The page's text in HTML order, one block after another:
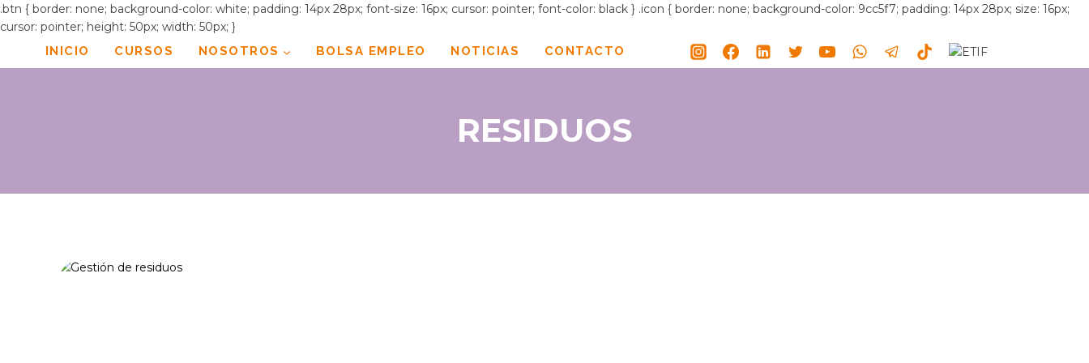
.btn { border: none; background-color: white; padding: 14px 28px; font-size: 16px; cursor: pointer; font-color: black } .icon { border: none; background-color: 9cc5f7; padding: 14px 28px; size: 16px;
cursor: pointer; height: 50px; width: 50px; }
INICIO CURSOS NOSOTROS BOLSA EMPLEO NOTICIAS CONTACTO
RESIDUOS